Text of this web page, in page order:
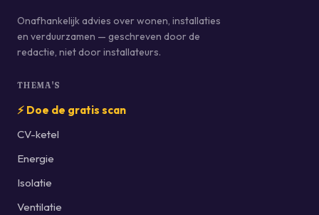
Onafhankelijk advies over wonen, installaties
en verduurzamen — geschreven door de
redactie, niet door installateurs.
THEMA'S
⚡ Doe de gratis scan
CV-ketel
Energie
Isolatie
Ventilatie